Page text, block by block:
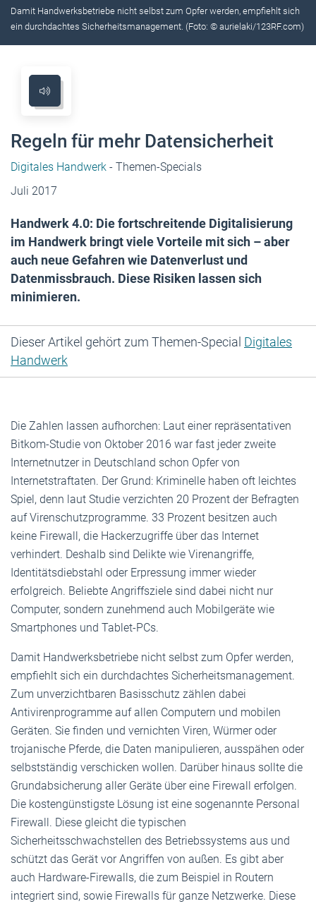
Damit Handwerksbetriebe nicht selbst zum Opfer werden, empfiehlt sich
ein durchdachtes Sicherheitsmanagement. (Foto: © aurielaki/123RF.com)
Regeln für mehr Datensicherheit
Digitales Handwerk - Themen-Specials
Juli 2017
Handwerk 4.0: Die fortschreitende Digitalisierung
im Handwerk bringt viele Vorteile mit sich – aber
auch neue Gefahren wie Datenverlust und
Datenmissbrauch. Diese Risiken ­lassen sich
minimieren.
Dieser Artikel gehört zum Themen-Special Digitales
Handwerk
Die Zahlen lassen aufhorchen: Laut einer repräsentativen
Bitkom-Studie von Oktober 2016 war fast jeder zweite
Internetnutzer in Deutschland schon Opfer von
Internetstraftaten. Der Grund: Kriminelle haben oft leichtes
Spiel, denn laut Studie verzichten 20 Prozent der Befragten
auf Virenschutzprogramme. 33 Prozent besitzen auch
keine Firewall, die Hackerzugriffe über das Internet
verhindert. Deshalb sind Delikte wie Virenangriffe,
Identitätsdiebstahl oder Erpressung immer wieder
erfolgreich. Beliebte Angriffsziele sind dabei nicht nur
Computer, sondern zunehmend auch Mobilgeräte wie
Smartphones und Tablet-PCs.
Damit Handwerksbetriebe nicht selbst zum Opfer werden,
empfiehlt sich ein durchdachtes Sicherheitsmanagement.
Zum unverzichtbaren Basisschutz zählen dabei
Antivirenprogramme auf allen Computern und mobilen
Geräten. Sie finden und vernichten Viren, Würmer oder
trojanische Pferde, die Daten manipulieren, ausspähen oder
selbstständig verschicken wollen. Darüber hinaus sollte die
Grundabsicherung aller Geräte über eine Firewall erfolgen.
Die kostengünstigste Lösung ist eine sogenannte Personal
Firewall. Diese gleicht die typischen
Sicherheitsschwachstellen des Betriebssystems aus und
schützt das Gerät vor Angriffen von außen. Es gibt aber
auch Hardware-Firewalls, die zum Beispiel in Routern
integriert sind, sowie Firewalls für ganze Netzwerke. Diese